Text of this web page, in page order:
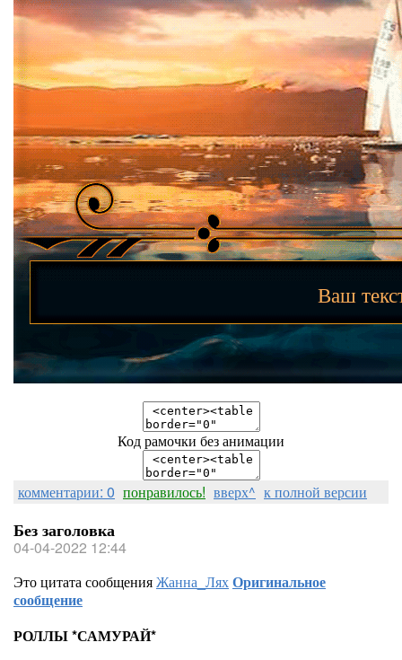
Ваш
Код рамочки без анимации
комментарии: 0 понравилось! вверх^ к полной версии
Без заголовка
04-04-2022 12:44
Это цитата сообщенияЖанна_ЛяхОригинальное
сообщение
РОЛЛЫ *САМУРАЙ*